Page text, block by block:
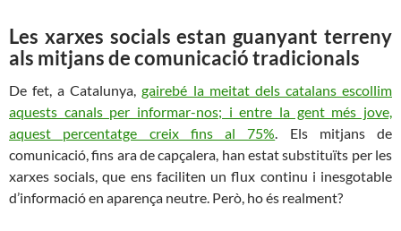
Les xarxes socials estan guanyant terreny
als mitjans de comunicació tradicionals
De fet, a Catalunya,gairebé la meitat dels catalans escollim
aquests canals per informar-nos; i entre la gent més jove,
aquest percentatge creix fins al 75%. Els mitjans de
comunicació, fins ara de capçalera, han estat substituïts per les
xarxes socials, que ens faciliten un flux continu i inesgotable
d’informació en aparença neutre. Però, ho és realment?